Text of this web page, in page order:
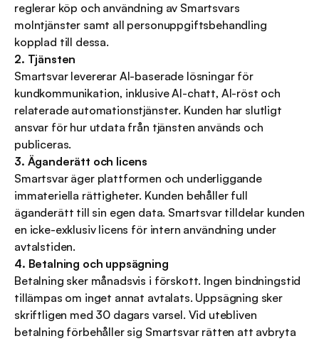
reglerar köp och användning av Smartsvars
molntjänster samt all personuppgiftsbehandling
kopplad till dessa.
2. Tjänsten
Smartsvar levererar AI-baserade lösningar för
kundkommunikation, inklusive AI-chatt, AI-röst och
relaterade automationstjänster. Kunden har slutligt
ansvar för hur utdata från tjänsten används och
publiceras.
3. Äganderätt och licens
Smartsvar äger plattformen och underliggande
immateriella rättigheter. Kunden behåller full
äganderätt till sin egen data. Smartsvar tilldelar kunden
en icke-exklusiv licens för intern användning under
avtalstiden.
4. Betalning och uppsägning
Betalning sker månadsvis i förskott. Ingen bindningstid
tillämpas om inget annat avtalats. Uppsägning sker
skriftligen med 30 dagars varsel. Vid utebliven
betalning förbehåller sig Smartsvar rätten att avbryta